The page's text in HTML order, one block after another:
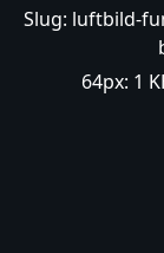
Slug: luftbild-
64px: 1